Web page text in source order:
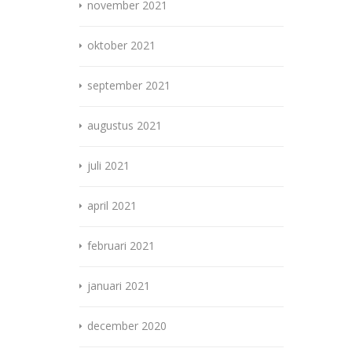
november 2021
oktober 2021
september 2021
augustus 2021
juli 2021
april 2021
februari 2021
januari 2021
december 2020